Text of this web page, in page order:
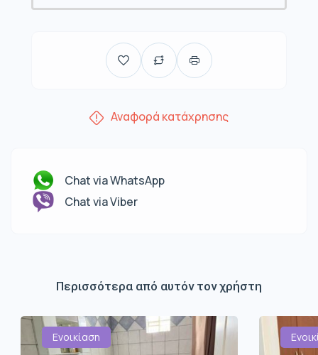
Αναφορά κατάχρησης
Chat via WhatsApp
Chat via Viber
Περισσότερα από αυτόν τον χρήστη
Ενοικίαση